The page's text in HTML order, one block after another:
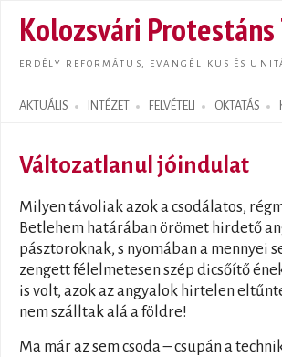
Kolozsvári
ERDÉLY REFORMÁTUS, EVANGÉLIKUS ÉS
AKTUÁLIS INTÉZET FELVÉTELI OKTATÁS
Search form
Változatlanul jóindulat
Milyen távoliak azok a csodálatos,
Betlehem határában örömet hirdető
pásztoroknak, s nyomában a mennyei
zengett félelmetesen szép dicsőítő
is volt, azok az angyalok hirtelen
nem szálltak alá a földre!
Ma már az sem csoda – csupán a